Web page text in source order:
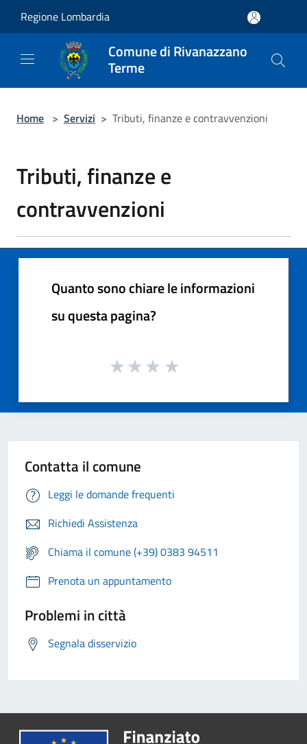
Regione Lombardia
Comune di Rivanazzano
Terme
Home > Servizi > Tributi, finanze e contravvenzioni
Tributi, finanze e
contravvenzioni
Quanto sono chiare le informazioni
su questa pagina?
Contatta il comune
Leggi le domande frequenti
Richiedi Assistenza
Chiama il comune (+39) 0383 94511
Prenota un appuntamento
Problemi in città
Segnala disservizio